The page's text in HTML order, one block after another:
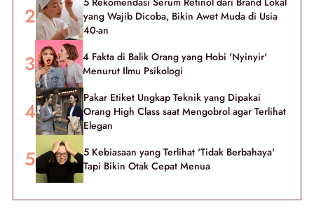
yang Wajib Dicoba, Bikin Awet Muda di Usia
40-an
4 Fakta di Balik Orang yang Hobi 'Nyinyir'
Menurut Ilmu Psikologi
Pakar Etiket Ungkap Teknik yang Dipakai
Orang High Class saat Mengobrol agar Terlihat
Elegan
5 Kebiasaan yang Terlihat 'Tidak Berbahaya'
Tapi Bikin Otak Cepat Menua